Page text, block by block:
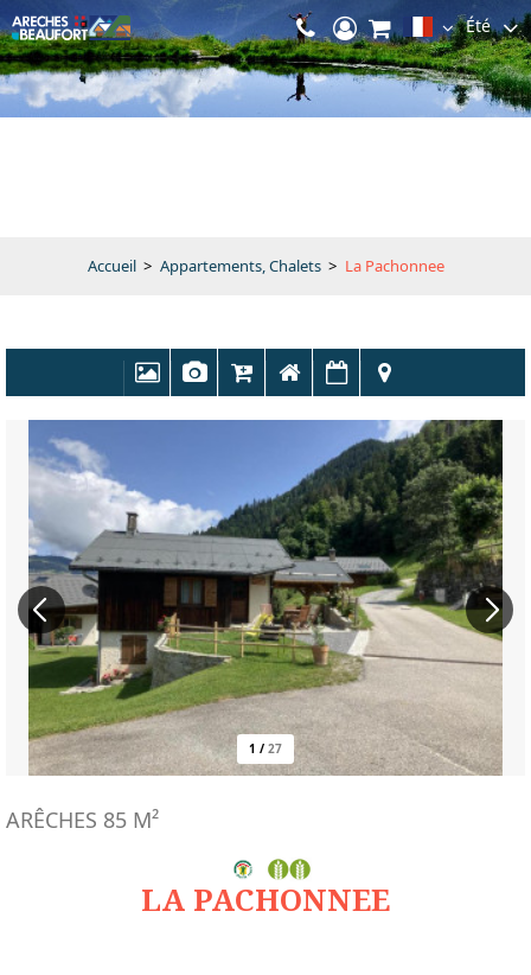
Été
Accueil > Appartements, Chalets > La Pachonnee
1 / 27
LA PACHONNEE
ARÊCHES 85 M²